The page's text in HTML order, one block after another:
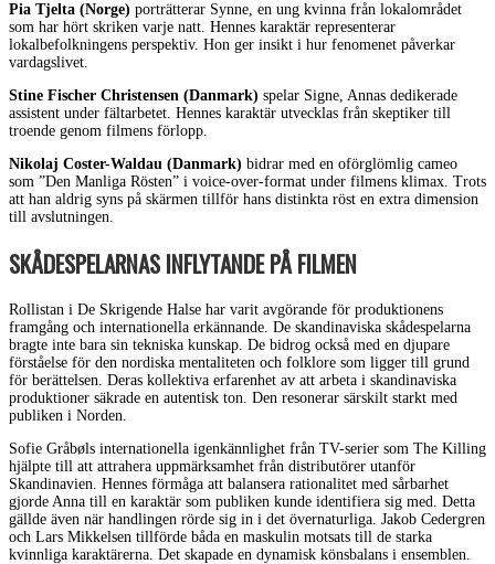
Pia Tjelta (Norge) porträtterar Synne, en ung kvinna från lokalområdet
som har hört skriken varje natt. Hennes karaktär representerar
lokalbefolkningens perspektiv. Hon ger insikt i hur fenomenet påverkar
vardagslivet.
Stine Fischer Christensen (Danmark) spelar Signe, Annas dedikerade
assistent under fältarbetet. Hennes karaktär utvecklas från skeptiker till
troende genom filmens förlopp.
Nikolaj Coster-Waldau (Danmark) bidrar med en oförglömlig cameo
som ”Den Manliga Rösten” i voice-over-format under filmens klimax. Trots
att han aldrig syns på skärmen tillför hans distinkta röst en extra dimension
till avslutningen.
SKÅDESPELARNAS INFLYTANDE PÅ FILMEN
Rollistan i De Skrigende Halse har varit avgörande för produktionens
framgång och internationella erkännande. De skandinaviska skådespelarna
bragte inte bara sin tekniska kunskap. De bidrog också med en djupare
förståelse för den nordiska mentaliteten och folklore som ligger till grund
för berättelsen. Deras kollektiva erfarenhet av att arbeta i skandinaviska
produktioner säkrade en autentisk ton. Den resonerar särskilt starkt med
publiken i Norden.
Sofie Gråbøls internationella igenkännlighet från TV-serier som The Killing
hjälpte till att attrahera uppmärksamhet från distributörer utanför
Skandinavien. Hennes förmåga att balansera rationalitet med sårbarhet
gjorde Anna till en karaktär som publiken kunde identifiera sig med. Detta
gällde även när handlingen rörde sig in i det övernaturliga. Jakob Cedergren
och Lars Mikkelsen tillförde båda en maskulin motsats till de starka
kvinnliga karaktärerna. Det skapade en dynamisk könsbalans i ensemblen.